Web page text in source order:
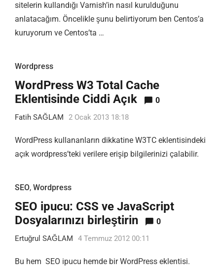
sitelerin kullandığı Varnish’in nasıl kurulduğunu
anlatacağım. Öncelikle şunu belirtiyorum ben Centos’a
kuruyorum ve Centos’ta …
Wordpress
WordPress W3 Total Cache
Eklentisinde Ciddi Açık
0
Fatih SAĞLAM 2 Ocak 2013 18:18
WordPress kullananların dikkatine W3TC eklentisindeki
açık wordpress’teki verilere erişip bilgilerinizi çalabilir.
SEO, Wordpress
SEO ipucu: CSS ve JavaScript
Dosyalarınızı birleştirin
0
Ertuğrul SAĞLAM 4 Temmuz 2012 00:11
Bu hem SEO ipucu hemde bir WordPress eklentisi.